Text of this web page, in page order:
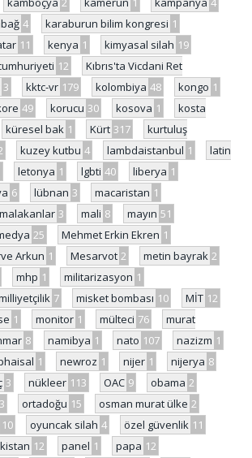
4 karaburun bilim kongresi 1
11 kenya 1 kimyasal silah 19
12
Kıbrıs'ta Vicdani Ret
3 kktc-vr 179 kolombiya 48 kongo 1
49 korucu 30 kosova 1
kosta
küresel bak 1 Kürt 317
kurtuluş
kuzey kutbu 4 lambdaistanbul 1
latin
letonya 1 lgbti 40 liberya 1
6 lübnan 3 macaristan 1
malakanlar 3 mali 8 mayın 51
25 Mehmet Erkin Ekren 1
Arkun 1 Mesarvot 2 metin bayrak 2
mhp 1 militarizasyon 1
7 misket bombası 10 MİT 12
1 monitor 1 mülteci 76
murat
8 namibya 1 nato 107 nazizm 1
1 newroz 1 nijer 1 nijerya 8
3 nükleer 113 OAC 9 obama 2
ortadoğu 15 osman murat ülke 2
10 oyuncak silah 4 özel güvenlik 11
12 panel 1 papa 12